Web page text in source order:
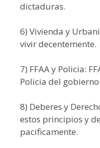
dictaduras.
6) Vivienda y
vivir decentemente.
7) FFAA y Policia:
Policia del gobierno.
8) Deberes y
estos principios y
pacificamente.